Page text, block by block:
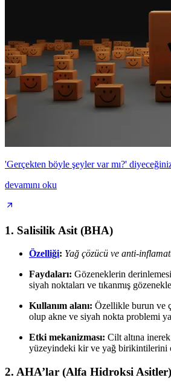
'Gerçekten böyle şeyler var mı?'
devamını oku
1. Salisilik Asit (BHA)
Özelliği: Yağ çözücü ve anti-
Faydaları: Gözeneklerin
siyah noktaları ve tıkanmış
Kullanım alanı: Özellikle burun ve
olup akne ve siyah nokta problemi
Etki mekanizması: Cilt altına
yüzeyindeki kir ve yağ birikintilerini
2. AHA’lar (Alfa Hidroksi Asitler)